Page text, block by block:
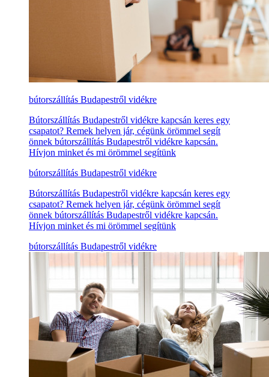
bútorszállítás Budapestről vidékre
Bútorszállítás Budapestről vidékre kapcsán keres egy
csapatot? Remek helyen jár, cégünk örömmel segít
önnek bútorszállítás Budapestről vidékre kapcsán.
Hívjon minket és mi örömmel segítünk
bútorszállítás Budapestről vidékre
Bútorszállítás Budapestről vidékre kapcsán keres egy
csapatot? Remek helyen jár, cégünk örömmel segít
önnek bútorszállítás Budapestről vidékre kapcsán.
Hívjon minket és mi örömmel segítünk
bútorszállítás Budapestről vidékre